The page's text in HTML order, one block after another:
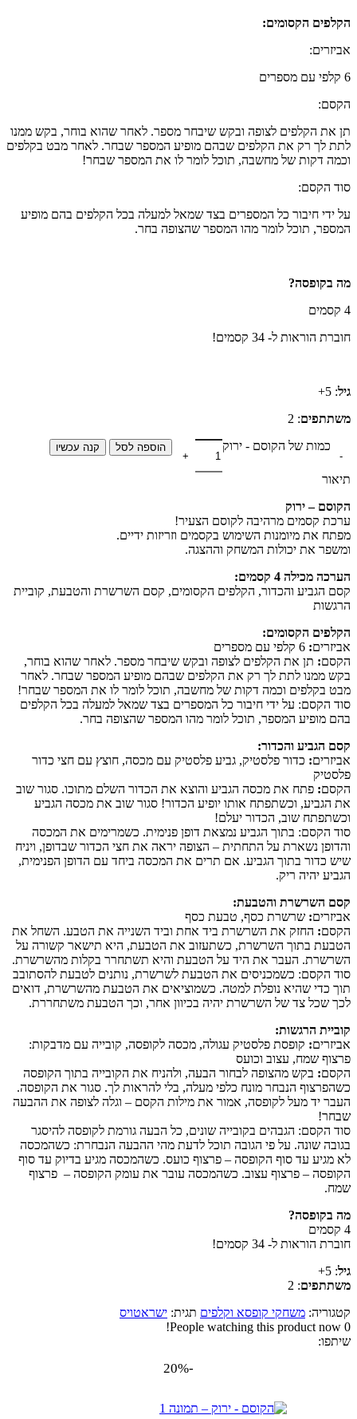
הקלפים הקסומים:
אביזרים:
6 קלפי עם מספרים
הקסם:
תן את הקלפים לצופה ובקש שיבחר מספר. לאחר שהוא בוחר, בקש ממנו
לתת לך רק את הקלפים שבהם מופיע המספר שבחר. לאחר מבט בקלפים
וכמה דקות של מחשבה, תוכל לומר לו את המספר שבחר!
סוד הקסם:
על ידי חיבור כל המספרים בצד שמאל למעלה בכל הקלפים בהם מופיע
המספר, תוכל לומר מהו המספר שהצופה בחר.
מה בקופסה?
4 קסמים
חוברת הוראות ל- 34 קסמים!
גיל: 5+
משתתפים: 2
כמות של הקוסם - ירוק
הוספה לסל קנה עכשיו
תיאור
הקוסם – ירוק
ערכת קסמים מרהיבה לקוסם הצעיר!
מפתח את מיומנות השימוש בקסמים וזריזות ידיים.
ומשפר את יכולות המשחק וההצגה.
הערכה מכילה 4 קסמים:
קסם הגביע והכדור, הקלפים הקסומים, קסם השרשרת והטבעת, קוביית
הרגשות
הקלפים הקסומים:
אביזרים: 6 קלפי עם מספרים
הקסם: תן את הקלפים לצופה ובקש שיבחר מספר. לאחר שהוא בוחר,
בקש ממנו לתת לך רק את הקלפים שבהם מופיע המספר שבחר. לאחר
מבט בקלפים וכמה דקות של מחשבה, תוכל לומר לו את המספר שבחר!
סוד הקסם: על ידי חיבור כל המספרים בצד שמאל למעלה בכל הקלפים
בהם מופיע המספר, תוכל לומר מהו המספר שהצופה בחר.
קסם הגביע והכדור:
אביזרים: כדור פלסטיק, גביע פלסטיק עם מכסה, חוצץ עם חצי כדור
פלסטיק
הקסם: פתח את מכסה הגביע והוצא את הכדור השלם מתוכו. סגור שוב
את הגביע, וכשתפתח אותו יופיע הכדור! סגור שוב את מכסה הגביע
וכשתפתח שוב, הכדור יעלם!
סוד הקסם: בתוך הגביע נמצאת דופן פנימית. כשמרימים את המכסה
והדופן נשארת על התחתית – הצופה יראה את חצי הכדור שבדופן, ויניח
שיש כדור בתוך הגביע. אם תרים את המכסה ביחד עם הדופן הפנימית,
הגביע יהיה ריק.
קסם השרשרת והטבעת:
אביזרים: שרשרת כסף, טבעת כסף
הקסם: החזק את השרשרת ביד אחת וביד השנייה את הטבע. השחל את
הטבעת בתוך השרשרת, כשתעזוב את הטבעת, היא תישאר קשורה על
השרשרת. העבר את היד על הטבעת והיא תשתחרר בקלות מהשרשרת.
סוד הקסם: כשמכניסים את הטבעת לשרשרת, נותנים לטבעת להסתובב
תוך כדי שהיא נופלת למטה. כשמוציאים את הטבעת מהשרשרת, דואים
לכך שכל צד של השרשרת יהיה בכיוון אחר, וכך הטבעת משתחררת.
קוביית הרגשות:
אביזרים: קופסת פלסטיק עגולה, מכסה לקופסה, קובייה עם מדבקות:
פרצוף שמח, עצוב וכועס
הקסם: בקש מהצופה לבחור הבעה, ולהניח את הקובייה בתוך הקופסה
כשהפרצוף הנבחר מונח כלפי מעלה, בלי להראות לך. סגור את הקופסה.
העבר יד מעל לקופסה, אמור את מילות הקסם – וגלה לצופה את ההבעה
שבחר!
סוד הקסם: הגבהים בקובייה שונים, כל הבעה גורמת לקופסה להיסגר
בגובה שונה. על פי הגובה תוכל לדעת מהי ההבעה הנבחרת: כשהמכסה
לא מגיע עד סוף הקופסה – פרצוף כועס. כשהמכסה מגיע בדיוק עד סוף
הקופסה – פרצוף עצוב. כשהמכסה עובר את עומק הקופסה – פרצוף
שמח.
מה בקופסה?
4 קסמים
חוברת הוראות ל- 34 קסמים!
גיל: 5+
משתתפים: 2
קטגוריה: משחקי קופסא וקלפים תגית: ישראטויס
0
People watching this product now!
שיתפו:
-20%